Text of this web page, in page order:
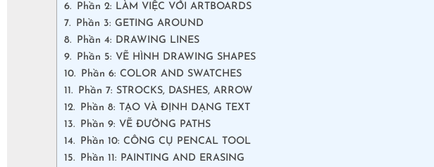
Phần 2: LÀM VIỆC VỚI ARTBOARDS
Phần 3: GETING AROUND
Phần 4: DRAWING LINES
Phần 5: VẼ HÌNH DRAWING SHAPES
Phần 6: COLOR AND SWATCHES
Phần 7: STROCKS, DASHES, ARROW
Phần 8: TẠO VÀ ĐỊNH DẠNG TEXT
Phần 9: VẼ ĐƯỜNG PATHS
Phần 10: CÔNG CỤ PENCAL TOOL
Phần 11: PAINTING AND ERASING